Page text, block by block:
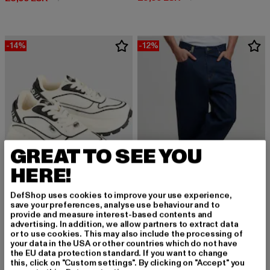
-14%
BUFFALO
Manhatten One
85,99 EUR
Derzeitiger Preis: 85,99 EUR
99,99 EURAktionspreis: 99,99 EUR
-12%
2Y STUDIOS
Adrik Basic Baggy Jeans
43,99 EUR
Derzeitiger Preis: 43,99 EUR
49,99 EURAktionspreis:
GREAT TO SEE YOU
HERE!
DefShop uses cookies to improve your use experience,
save your preferences, analyse use behaviour and to
provide and measure interest-based contents and
advertising. In addition, we allow partners to extract data
or to use cookies. This may also include the processing of
your data in the USA or other countries which do not have
the EU data protection standard. If you want to change
this, click on "Custom settings". By clicking on "Accept" you